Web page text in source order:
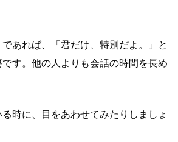
あれば、「君だけ、特別だよ。」と
す。他の人よりも会話の時間を長め
時に、目をあわせてみたりしましょ